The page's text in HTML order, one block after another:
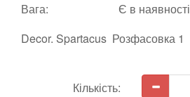
Вага:
Є в наявності
Decor. Spartacus Розфасовка 1
Кількість: